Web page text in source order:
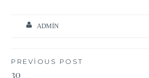
ADMIN
Yazı
PREVIOUS POST
30